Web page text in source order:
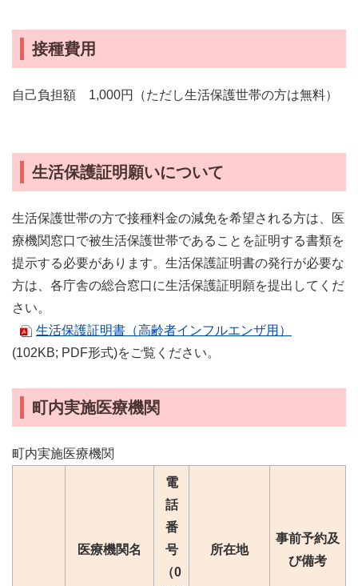
接種費用
自己負担額 1,000円（ただし生活保護世帯の方は無料）
生活保護証明願いについて
生活保護世帯の方で接種料金の減免を希望される方は、医
療機関窓口で被生活保護世帯であることを証明する書類を
提示する必要があります。生活保護証明書の発行が必要な
方は、各庁舎の総合窓口に生活保護証明願を提出してくだ
さい。
生活保護証明書（高齢者インフルエンザ用）
(102KB; PDF形式)をご覧ください。
町内実施医療機関
町内実施医療機関
医療機関名
電
話
番
号
（0
所在地
事前予約及
び備考